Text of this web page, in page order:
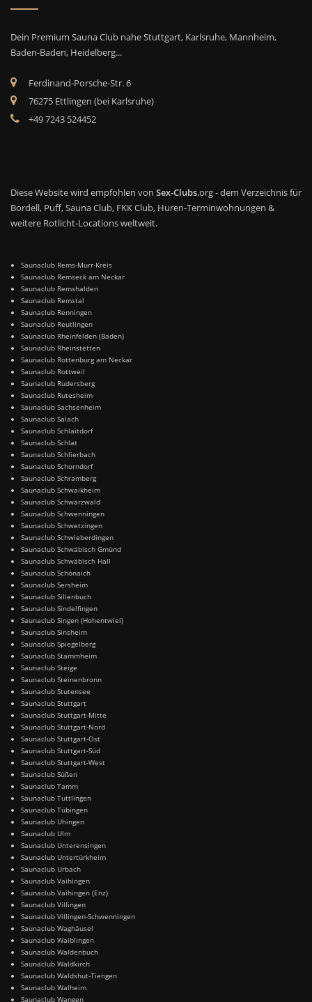
Dein Premium Sauna Club nahe Stuttgart, Karlsruhe, Mannheim,
Baden-Baden, Heidelberg...
Ferdinand-Porsche-Str. 6
76275 Ettlingen (bei Karlsruhe)
+49 7243 524452
Diese Website wird empfohlen von Sex-Clubs.org - dem Verzeichnis für
Bordell, Puff, Sauna Club, FKK Club, Huren-Terminwohnungen &
weitere Rotlicht-Locations weltweit.
Saunaclub Rems-Murr-Kreis
Saunaclub Remseck am Neckar
Saunaclub Remshalden
Saunaclub Remstal
Saunaclub Renningen
Saunaclub Reutlingen
Saunaclub Rheinfelden (Baden)
Saunaclub Rheinstetten
Saunaclub Rottenburg am Neckar
Saunaclub Rottweil
Saunaclub Rudersberg
Saunaclub Rutesheim
Saunaclub Sachsenheim
Saunaclub Salach
Saunaclub Schlaitdorf
Saunaclub Schlat
Saunaclub Schlierbach
Saunaclub Schorndorf
Saunaclub Schramberg
Saunaclub Schwaikheim
Saunaclub Schwarzwald
Saunaclub Schwenningen
Saunaclub Schwetzingen
Saunaclub Schwieberdingen
Saunaclub Schwäbisch Gmünd
Saunaclub Schwäbisch Hall
Saunaclub Schönaich
Saunaclub Sersheim
Saunaclub Sillenbuch
Saunaclub Sindelfingen
Saunaclub Singen (Hohentwiel)
Saunaclub Sinsheim
Saunaclub Spiegelberg
Saunaclub Stammheim
Saunaclub Steige
Saunaclub Steinenbronn
Saunaclub Stutensee
Saunaclub Stuttgart
Saunaclub Stuttgart-Mitte
Saunaclub Stuttgart-Nord
Saunaclub Stuttgart-Ost
Saunaclub Stuttgart-Süd
Saunaclub Stuttgart-West
Saunaclub Süßen
Saunaclub Tamm
Saunaclub Tuttlingen
Saunaclub Tübingen
Saunaclub Uhingen
Saunaclub Ulm
Saunaclub Unterensingen
Saunaclub Untertürkheim
Saunaclub Urbach
Saunaclub Vaihingen
Saunaclub Vaihingen (Enz)
Saunaclub Villingen
Saunaclub Villingen-Schwenningen
Saunaclub Waghäusel
Saunaclub Waiblingen
Saunaclub Waldenbuch
Saunaclub Waldkirch
Saunaclub Waldshut-Tiengen
Saunaclub Walheim
Saunaclub Wangen